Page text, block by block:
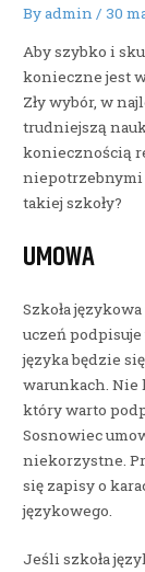
Byadmin/ 30
Aby szybko i
konieczne jest
Zły wybór, w
trudniejszą
koniecznością
niepotrzebnymi
takiej szkoły?
UMOWA
Szkoła
uczeń
języka będzie
warunkach. Nie
który warto
Sosnowiec
niekorzystne.
się zapisy o
językowego.
Jeśli szkoła